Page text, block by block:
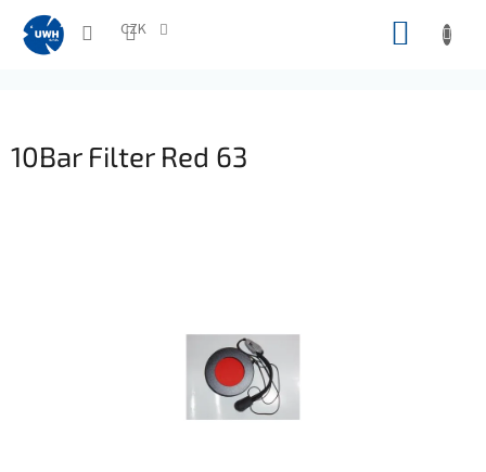
obsah
CZK
10Bar Filter Red 63